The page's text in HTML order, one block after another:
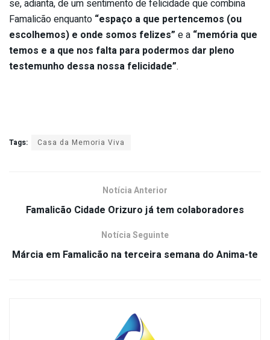
se, adianta, de um sentimento de felicidade que combina
Famalicão enquanto “espaço a que pertencemos (ou
escolhemos) e onde somos felizes” e a “memória que
temos e a que nos falta para podermos dar pleno
testemunho dessa nossa felicidade”.
Tags: Casa da Memoria Viva
Notícia Anterior
Famalicão Cidade Orizuro já tem colaboradores
Notícia Seguinte
Márcia em Famalicão na terceira semana do Anima-te